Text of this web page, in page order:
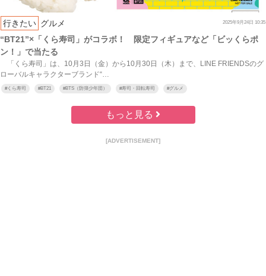
行きたい グルメ 2025年9月24日 10:35
“BT21”×「くら寿司」がコラボ！ 限定フィギュアなど「ビッくらポ
ン！」で当たる
「くら寿司」は、10月3日（金）から10月30日（木）まで、LINE FRIENDSのグ
ローバルキャラクターブランド“…
#くら寿司 #BT21 #BTS（防弾少年団） #寿司・回転寿司 #グルメ
もっと見る
[ADVERTISEMENT]